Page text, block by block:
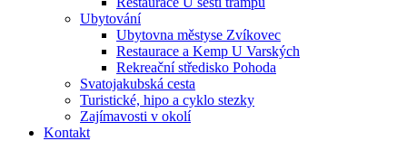
Ubytování
Ubytovna městyse Zvíkovec
Restaurace a Kemp U Varských
Rekreační středisko Pohoda
Svatojakubská cesta
Turistické, hipo a cyklo stezky
Zajímavosti v okolí
Kontakt